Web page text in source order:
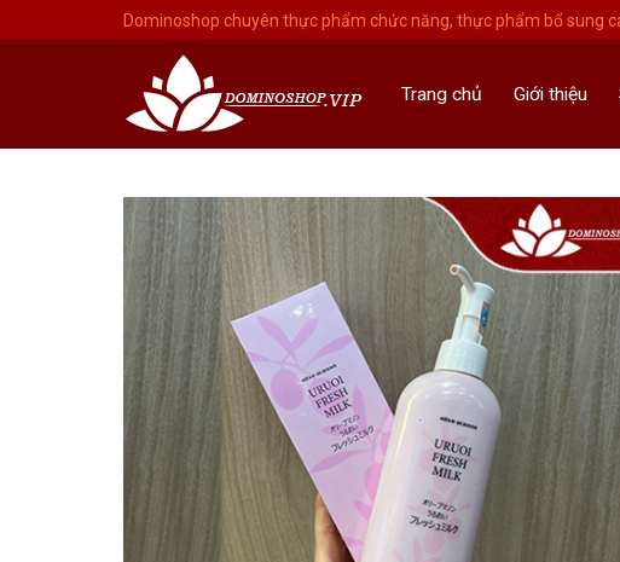
to
Dominoshop chuyên thực phẩm chức năng, thực phẩm bổ sung
Trang chủ Giới thiệu